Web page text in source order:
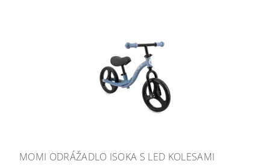
MOMI ODRÁŽADLO ISOKA S LED KOLESAMI